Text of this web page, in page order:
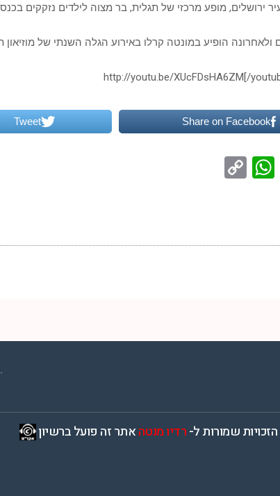
ירושלים, מופע מרכזי של תגלית, בר מצוה לילדים נזקקים
ולאחרונה הופיע במונטה קרלו באירוע הגלה השנתי של מוזיאון
Share on Facebook
Tweet
Email
WhatsApp
רדיו מנטהאתר זה פועל ברשיון